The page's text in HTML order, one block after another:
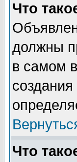
Что
должны
в самом
Что